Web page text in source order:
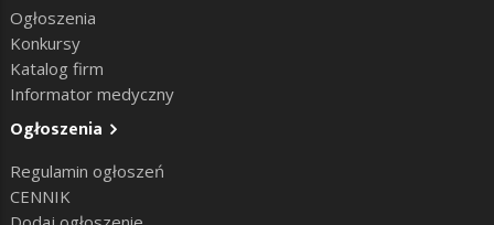
Ogłoszenia
Konkursy
Katalog firm
Informator medyczny
Ogłoszenia
Regulamin ogłoszeń
CENNIK